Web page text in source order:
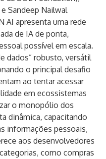
Sandeep Nailwal
AI apresenta uma rede
de IA de ponta,
possível em escala.
dados” robusto, versátil
o principal desafio
ao tentar acessar
em ecossistemas
o monopólio dos
dinâmica, capacitando
informações pessoais,
aos desenvolvedores
como compras